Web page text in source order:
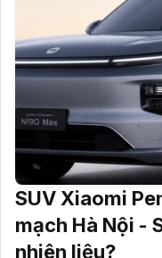
SUV Xiaomi
mạch Hà Nội -
nhiên liệu?